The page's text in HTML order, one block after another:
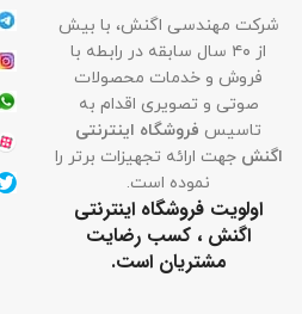
شرکت مهندسی اگنش، با بیش
از ۴۰ سال سابقه در رابطه با
فروش و خدمات محصولات
صوتی و تصویری اقدام به
تاسیس فروشگاه اینترنتی
اگنش جهت ارائه تجهیزات برتر را
نموده است.
اولویت فروشگاه اینترنتی
اگنش ، کسب رضایت
مشتریان است.